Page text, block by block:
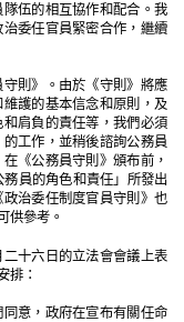
伍的相互協作和配合。我
委任官員緊密合作，繼續
則》。由於《守則》將應
護的基本信念和原則，及
肩負的責任等，我們必須
工作，並稍後諮詢公務員
《公務員守則》頒布前，
員的角色和責任」所發出
治委任制度官員守則》也
供參考。
十六日的立法會會議上表
排：
同意，政府在宣布有關任命